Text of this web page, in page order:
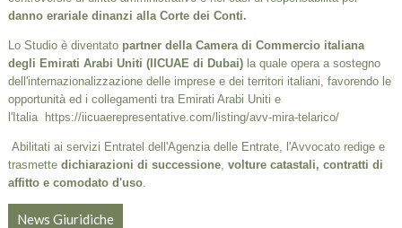
danno erariale dinanzi alla Corte dei Conti.
Lo Studio è diventatopartner della Camera di Commercio italiana
degli Emirati Arabi Uniti (IICUAE di Dubai)la quale opera a sostegno
dell'internazionalizzazione delle imprese e dei territori italiani, favorendo le
opportunità ed i collegamenti tra Emirati Arabi Uniti e
l'Italia https://iicuaerepresentative.com/listing/avv-mira-telarico/
Abilitati ai servizi Entratel dell'Agenzia delle Entrate, l'Avvocato redige e
trasmettedichiarazioni di successione, volture catastali, contratti di
affitto e comodato d'uso.
News Giuridiche